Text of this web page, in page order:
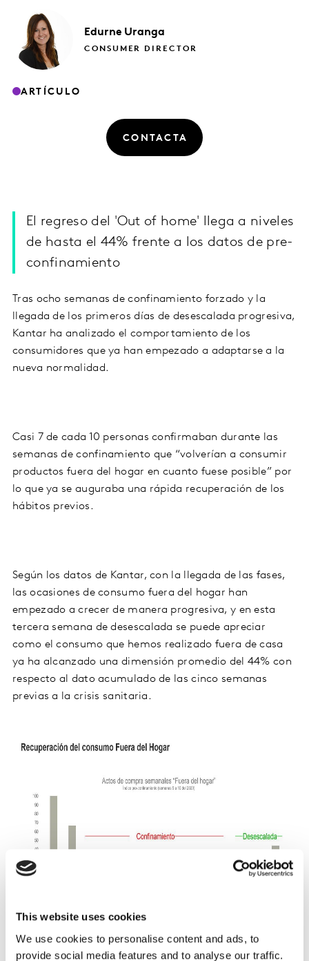
This website uses cookies
We use cookies to personalise content and ads, to
provide social media features and to analyse our traffic.
Edurne Uranga
CONSUMER DIRECTOR
ARTÍCULO
CONTACTA
El regreso del 'Out of home' llega a niveles
de hasta el 44% frente a los datos de pre-
confinamiento
Tras ocho semanas de confinamiento forzado y la
llegada de los primeros días de desescalada progresiva,
Kantar ha analizado el comportamiento de los
consumidores que ya han empezado a adaptarse a la
nueva normalidad.
Casi 7 de cada 10 personas confirmaban durante las
semanas de confinamiento que “volverían a consumir
productos fuera del hogar en cuanto fuese posible” por
lo que ya se auguraba una rápida recuperación de los
hábitos previos.
Según los datos de Kantar, con la llegada de las fases,
las ocasiones de consumo fuera del hogar han
empezado a crecer de manera progresiva, y en esta
tercera semana de desescalada se puede apreciar
como el consumo que hemos realizado fuera de casa
ya ha alcanzado una dimensión promedio del 44% con
respecto al dato acumulado de las cinco semanas
previas a la crisis sanitaria.